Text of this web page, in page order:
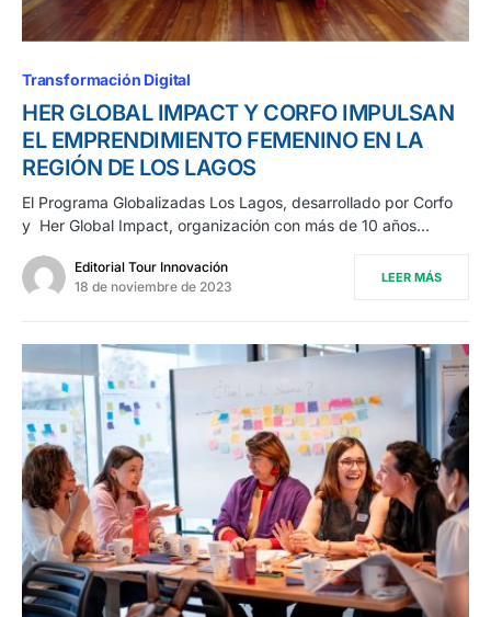
Transformación Digital
HER GLOBAL IMPACT Y CORFO IMPULSAN
EL EMPRENDIMIENTO FEMENINO EN LA
REGIÓN DE LOS LAGOS
El Programa Globalizadas Los Lagos, desarrollado por Corfo
y Her Global Impact, organización con más de 10 años…
Editorial Tour Innovación
18 de noviembre de 2023
LEER MÁS